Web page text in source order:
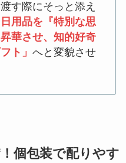
す際にそっと添え
日用品を『特別な思
華させ、知的好奇
ト」 へと変貌させ
個包装で配りやす